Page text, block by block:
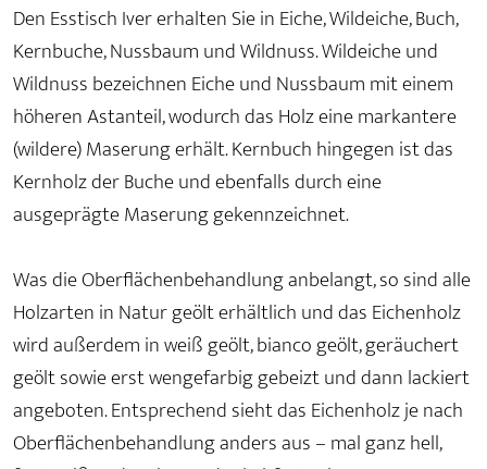
Den Esstisch Iver erhalten Sie in Eiche, Wildeiche, Buch,
Kernbuche, Nussbaum und Wildnuss. Wildeiche und
Wildnuss bezeichnen Eiche und Nussbaum mit einem
höheren Astanteil, wodurch das Holz eine markantere
(wildere) Maserung erhält. Kernbuch hingegen ist das
Kernholz der Buche und ebenfalls durch eine
ausgeprägte Maserung gekennzeichnet.
Was die Oberflächenbehandlung anbelangt, so sind alle
Holzarten in Natur geölt erhältlich und das Eichenholz
wird außerdem in weiß geölt, bianco geölt, geräuchert
geölt sowie erst wengefarbig gebeizt und dann lackiert
angeboten. Entsprechend sieht das Eichenholz je nach
Oberflächenbehandlung anders aus – mal ganz hell,